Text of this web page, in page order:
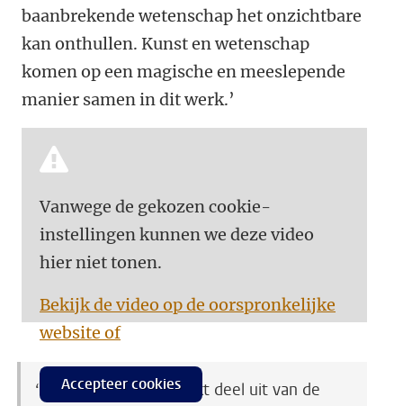
baanbrekende wetenschap het onzichtbare
kan onthullen. Kunst en wetenschap
komen op een magische en meeslepende
manier samen in dit werk.’
Vanwege de gekozen cookie-
instellingen kunnen we deze video
hier niet tonen.
Bekijk de video op de oorspronkelijke
website of
Accepteer cookies
‘Dark Distortions’ maakt deel uit van de